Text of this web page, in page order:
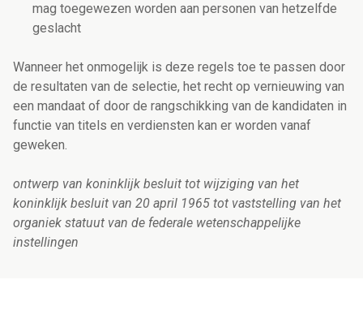
mag toegewezen worden aan personen van hetzelfde
geslacht
Wanneer het onmogelijk is deze regels toe te passen door
de resultaten van de selectie, het recht op vernieuwing van
een mandaat of door de rangschikking van de kandidaten in
functie van titels en verdiensten kan er worden vanaf
geweken.
ontwerp van koninklijk besluit tot wijziging van het
koninklijk besluit van 20 april 1965 tot vaststelling van het
organiek statuut van de federale wetenschappelijke
instellingen